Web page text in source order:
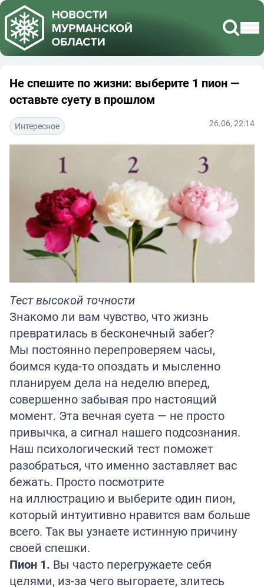
Не спешите по жизни: выберите 1 пион —
оставьте суету в прошлом
Интересное 26.06, 22:14
Тест высокой точности
Знакомо ли вам чувство, что жизнь
превратилась в бесконечный забег?
Мы постоянно перепроверяем часы,
боимся куда-то опоздать и мысленно
планируем дела на неделю вперед,
совершенно забывая про настоящий
момент. Эта вечная суета — не просто
привычка, а сигнал нашего подсознания.
Наш психологический тест поможет
разобраться, что именно заставляет вас
бежать. Просто посмотрите
на иллюстрацию и выберите один пион,
который интуитивно нравится вам больше
всего. Так вы узнаете истинную причину
своей спешки.
Пион 1. Вы часто перегружаете себя
целями, из-за чего выгораете, злитесь